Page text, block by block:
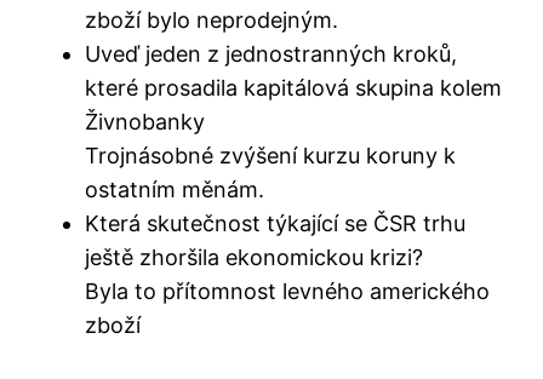
zboží bylo neprodejným.
Uveď jeden z jednostranných kroků,
které prosadila kapitálová skupina kolem
Živnobanky
Trojnásobné zvýšení kurzu koruny k
ostatním měnám.
Která skutečnost týkající se ČSR trhu
ještě zhoršila ekonomickou krizi?
Byla to přítomnost levného amerického
zboží